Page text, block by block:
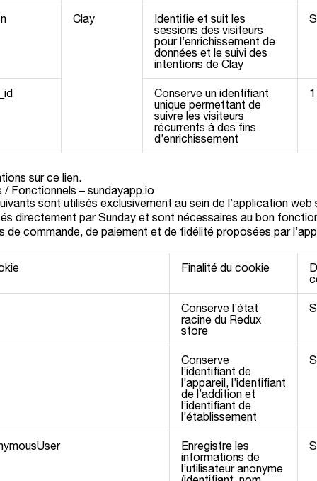
Clay
Identifie et suit les
sessions des visiteurs
pour l’enrichissement de
données et le suivi des
intentions de Clay
Conserve un identifiant
unique permettant de
suivre les visiteurs
récurrents à des fins
d’enrichissement
surce lien.
/ Fonctionnels – sundayapp.io
sont utilisés exclusivement au sein de l’application web
directement par Sunday et sont nécessaires au bon
de commande, de paiement et de fidélité proposées par
Finalité du cookie
Conserve l’état
racine du Redux
store
Conserve
l’identifiant de
l’appareil, l’identifiant
de l’addition et
l’identifiant de
l’établissement
Enregistre les
informations de
l’utilisateur anonyme